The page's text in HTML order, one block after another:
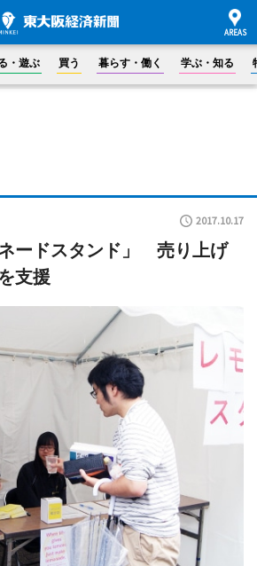
・遊ぶ 買う 暮らす・働く 学ぶ・知る
2017.10.17
ードスタンド」 売り上げ
支援